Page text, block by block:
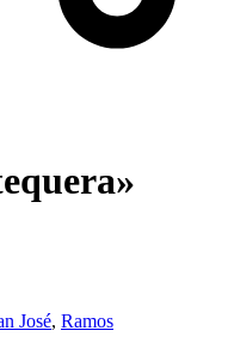
José, Ramos